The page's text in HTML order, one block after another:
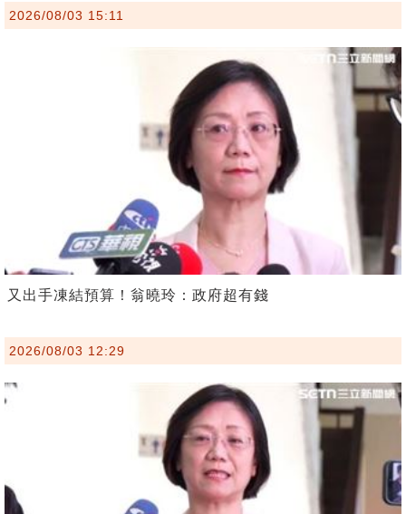
2026/08/03 15:11
又出手凍結預算！翁曉玲：政府超有錢
2026/08/03 12:29